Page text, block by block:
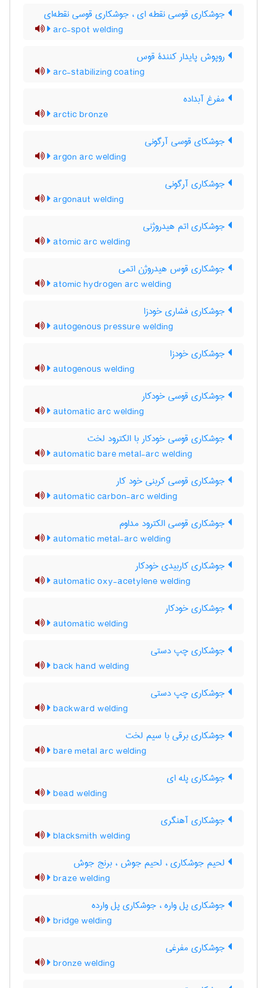
جوشکاری قوسی نقطه ای ، جوشکاری قوسی نقطه‌ای
arc-spot welding
روپوش پایدار کنندۀ قوس
arc-stabilizing coating
مفرغ آبداده
arctic bronze
جوشکای قوسی آرگونی
argon arc welding
جوشکاری آرگونی
argonaut welding
جوشکاری اتم هیدروژنی
atomic arc welding
جوشکاری قوس هیدروژن اتمی
atomic hydrogen arc welding
جوشکاری فشاری خودزا
autogenous pressure welding
جوشکاری خودزا
autogenous welding
جوشکاری قوسی خودکار
automatic arc welding
جوشکاری قوسی خودکار با الکترود لخت
automatic bare metal-arc welding
جوشکاری قوسی کربنی خود کار
automatic carbon-arc welding
جوشکاری قوسی الکترود مداوم
automatic metal-arc welding
جوشکاری کاربیدی خودکار
automatic oxy-acetylene welding
جوشکاری خودکار
automatic welding
جوشکاری چپ دستی
back hand welding
جوشکاری چپ دستی
backward welding
جوشکاری برقی با سیم لخت
bare metal arc welding
جوشکاری پله ای
bead welding
جوشکاری آهنگری
blacksmith welding
لحیم جوشکاری ، لحیم جوش ، برنج جوش
braze welding
جوشکاری پل واره ، جوشکاری پل وارده
bridge welding
جوشکاری مفرغی
bronze welding